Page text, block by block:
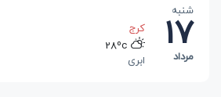
شنبه
17
مرداد
کرج
28ºc
ابری